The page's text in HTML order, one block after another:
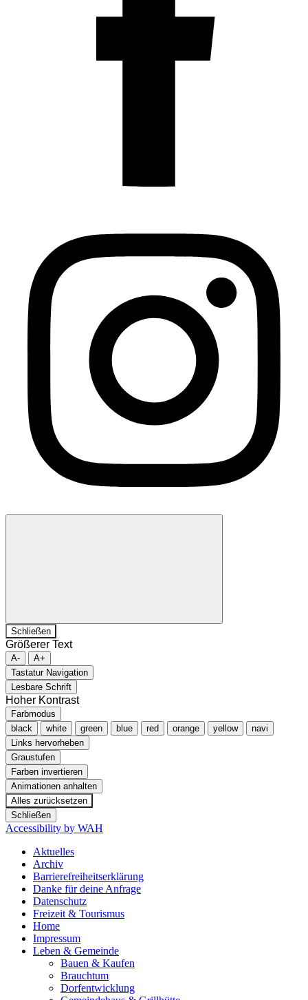
Schließen
Größerer Text
A-
A+
Tastatur Navigation
Lesbare Schrift
Hoher Kontrast
Farbmodus
black
white green blue red orange yellow
navi
Links hervorheben
Graustufen
Farben invertieren
Animationen anhalten
Alles zurücksetzen
Schließen
Accessibility by WAH
Aktuelles
Archiv
Barrierefreiheitserklärung
Danke für deine Anfrage
Datenschutz
Freizeit & Tourismus
Home
Impressum
Leben & Gemeinde
Bauen & Kaufen
Brauchtum
Dorfentwicklung